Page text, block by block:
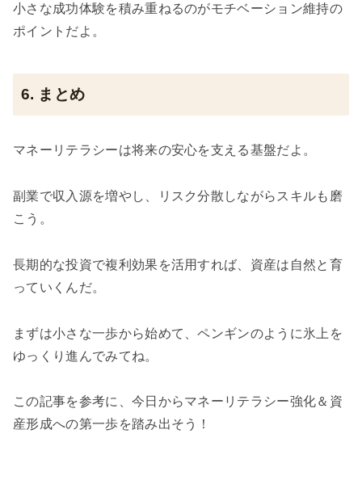
小さな成功体験を積み重ねるのがモチベーション維持の
ポイントだよ。
6. まとめ
マネーリテラシーは将来の安心を支える基盤だよ。
副業で収入源を増やし、リスク分散しながらスキルも磨
こう。
長期的な投資で複利効果を活用すれば、資産は自然と育
っていくんだ。
まずは小さな一歩から始めて、ペンギンのように氷上を
ゆっくり進んでみてね。
この記事を参考に、今日からマネーリテラシー強化＆資
産形成への第一歩を踏み出そう！